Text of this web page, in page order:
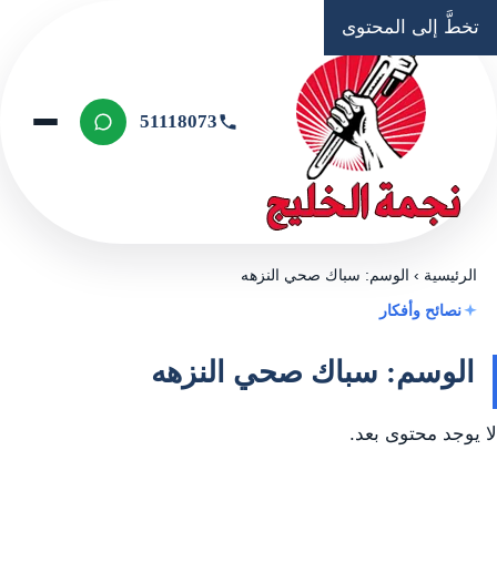
تخطَّ إلى المحتوى
51118073
الرئيسية ›الوسم: سباك صحي النزهه
نصائح وأفكار
الوسم: سباك صحي النزهه
لا يوجد محتوى بعد.